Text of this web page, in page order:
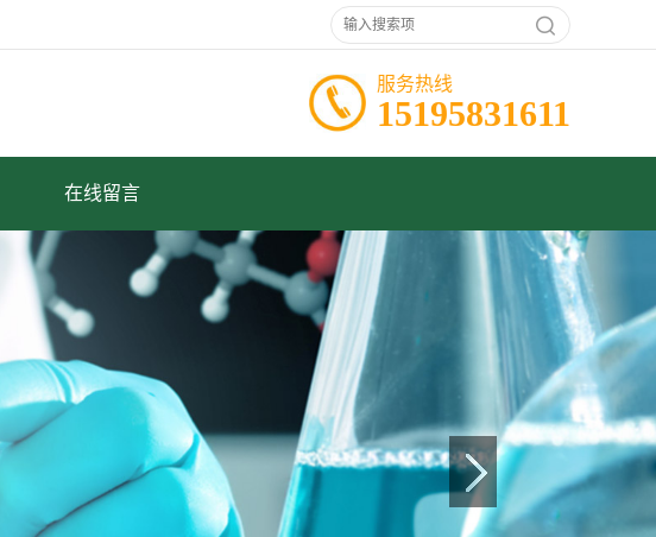
服务热线
15195831611
在线留言